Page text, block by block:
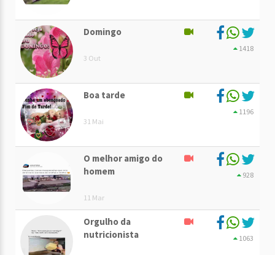
Domingo
3 Out
1418
Boa tarde
31 Mai
1196
O melhor amigo do
homem
11 Mar
928
Orgulho da
nutricionista
1063